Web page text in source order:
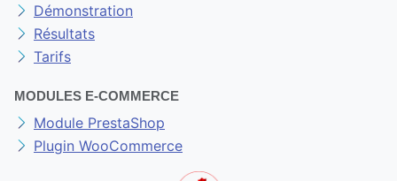
Démonstration
Résultats
Tarifs
MODULES E-COMMERCE
Module PrestaShop
Plugin WooCommerce